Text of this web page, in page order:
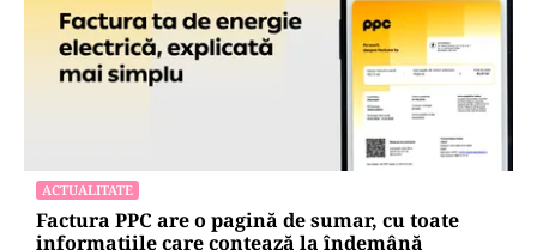
ACTUALITATE
Factura PPC are o pagină de sumar, cu toate
informațiile care contează la îndemână